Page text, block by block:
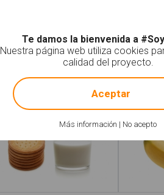
acerca de "Pasta"
Leer más Leer
Te damos la bienvenida a
Nuestra página web utiliza cookies
calidad del proyecto.
Más información | No acepto
! Not valid!
Aceptar